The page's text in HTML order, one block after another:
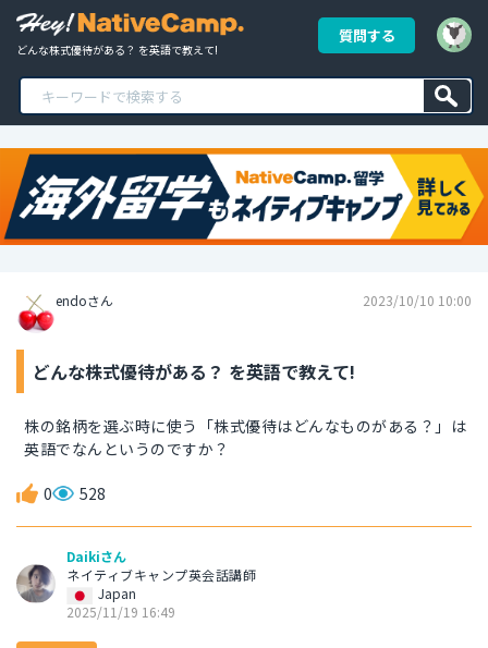
どんな株式優待がある？ を英語で教えて!
質問する
endoさん 2023/10/10 10:00
どんな株式優待がある？ を英語で教えて!
株の銘柄を選ぶ時に使う「株式優待はどんなものがある？」は
英語でなんというのですか？
0 528
Daikiさん
ネイティブキャンプ英会話講師
Japan
2025/11/19 16:49